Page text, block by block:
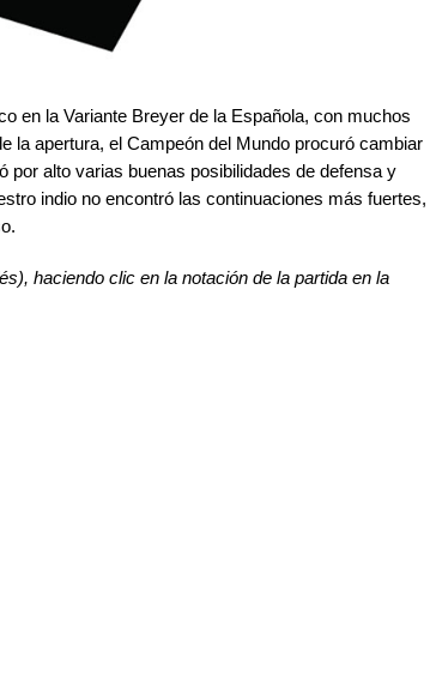
en la Variante Breyer de la Española, con muchos
la apertura, el Campeón del Mundo procuró cambiar
por alto varias buenas posibilidades de defensa y
indio no encontró las continuaciones más fuertes,
haciendo clic en la notación de la partida en la